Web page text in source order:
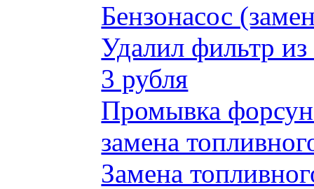
Бензонасос
Удалил фильтр
3 рубля
Промывка
замена
Замена